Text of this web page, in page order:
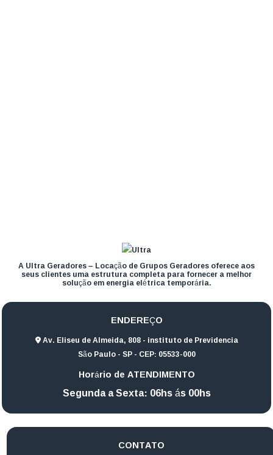
A Ultra Geradores – Locação de Grupos Geradores oferece aos
seus clientes uma estrutura completa para fornecer a melhor
solução em energia elétrica temporária.
ENDEREÇO
Av. Eliseu de Almeida, 808 - instituto de Previdencia
São Paulo - SP - CEP: 05533-000
Horário de ATENDIMENTO
Segunda a Sexta: 06hs ás 00hs
CONTATO